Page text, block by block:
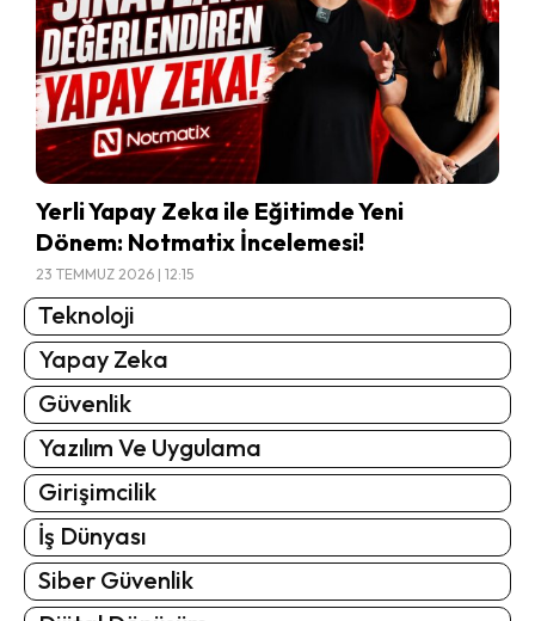
Yerli Yapay Zeka ile Eğitimde Yeni
Dönem: Notmatix İncelemesi!
23 TEMMUZ 2026 | 12:15
Teknoloji
Yapay Zeka
Güvenlik
Yazılım Ve Uygulama
Girişimcilik
İş Dünyası
Siber Güvenlik